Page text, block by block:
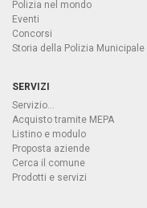
Polizia nel mondo
Eventi
Concorsi
Storia della Polizia Municipale
SERVIZI
Servizio...
Acquisto tramite MEPA
Listino e modulo
Proposta aziende
Cerca il comune
Prodotti e servizi